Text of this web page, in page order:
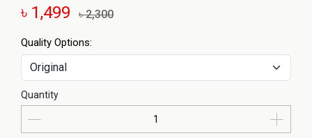
৳ 1,499 ৳ 2,300
Quality Options:
Quantity